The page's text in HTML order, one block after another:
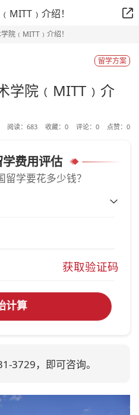
介绍！
院﹙MITT﹚介绍！
留学方案
学院﹙MITT﹚介
阅读： 683 收藏： 0 评论： 0 点赞： 0
费用评估
学要花多少钱？
获取验证码
计算
3729，即可咨询。